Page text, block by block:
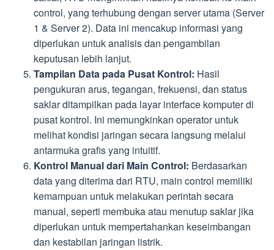
control, yang terhubung dengan server utama (Server
1 & Server 2). Data ini mencakup informasi yang
diperlukan untuk analisis dan pengambilan
keputusan lebih lanjut.
Tampilan Data pada Pusat Kontrol: Hasil
pengukuran arus, tegangan, frekuensi, dan status
saklar ditampilkan pada layar interface komputer di
pusat kontrol. Ini memungkinkan operator untuk
melihat kondisi jaringan secara langsung melalui
antarmuka grafis yang intuitif.
Kontrol Manual dari Main Control: Berdasarkan
data yang diterima dari RTU, main control memiliki
kemampuan untuk melakukan perintah secara
manual, seperti membuka atau menutup saklar jika
diperlukan untuk mempertahankan keseimbangan
dan kestabilan jaringan listrik.